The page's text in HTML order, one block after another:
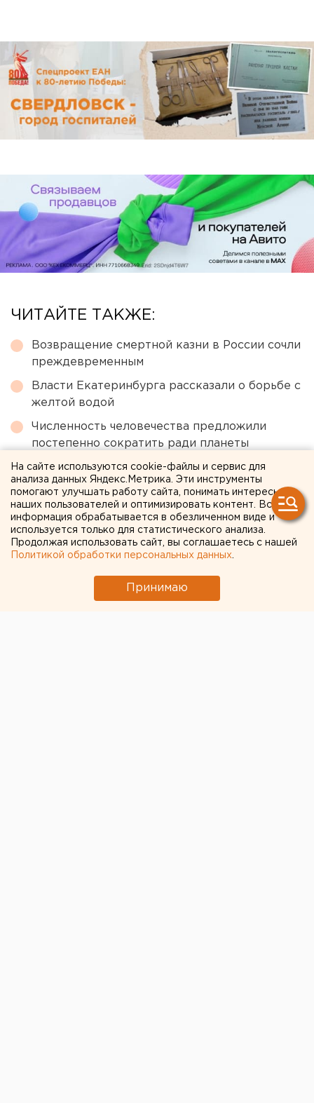
ЧИТАЙТЕ ТАКЖЕ:
Возвращение смертной казни в России сочли
преждевременным
Власти Екатеринбурга рассказали о борьбе с
желтой водой
Численность человечества предложили
постепенно сократить ради планеты
Приложение УБРиР возобновило работу
В Оренбурге продлили арест «смотрителю»
кладбищ
← НОВОСТИ
15 ОКТЯБРЯ 2020 В 09:08
ЕАНовости
На сайте используются cookie-файлы и сервис для
анализа данных Яндекс.Метрика. Эти инструменты
помогают улучшать работу сайта, понимать интересы
наших пользователей и оптимизировать контент. Вся
информация обрабатывается в обезличенном виде и
используется только для статистического анализа.
Продолжая использовать сайт, вы соглашаетесь с нашей
Политикой обработки персональных данных
Принимаю